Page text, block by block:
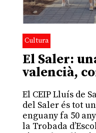
Cultura
El Saler:
valencià,
El CEIP Lluís de
del Saler és tot
enguany fa 50
la Trobada